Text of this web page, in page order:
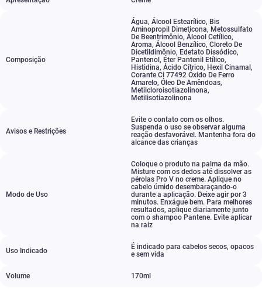
Composição
Água, Álcool Estearílico, Bis
Aminopropil Dimeticona, Metossulfato
De Beentrimônio, Álcool Cetílico,
Aroma, Álcool Benzílico, Cloreto De
Dicetildimônio, Edetato Dissódico,
Pantenol , Éter Pantenil Etílico,
Histidina, Ácido Cítrico, Hexil Cinamal ,
Corante Ci 77492 Óxido De Ferro
Amarelo, Óleo De Amêndoas,
Metilcloroisotiazolinona,
Metilisotiazolinona
Avisos e Restrições
Evite o contato com os olhos.
Suspenda o uso se observar alguma
reação desfavorável. Mantenha fora do
alcance das crianças
Modo de Uso
Coloque o produto na palma da mão.
Misture com os dedos até dissolver as
pérolas Pro V no creme. Aplique no
cabelo úmido desembaraçando-o
durante a aplicação. Deixe agir por 3
minutos. Enxágue bem. Para melhores
resultados, aplique diariamente junto
com o shampoo Pantene. Evite aplicar
na raiz
Uso Indicado É indicado para cabelos secos, opacos
e sem vida
Volume 170ml